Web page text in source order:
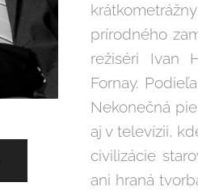
prírodného
režiséri Ivan
Fornay.
Nekonečná
aj v televízii,
civilizácie
ani hraná